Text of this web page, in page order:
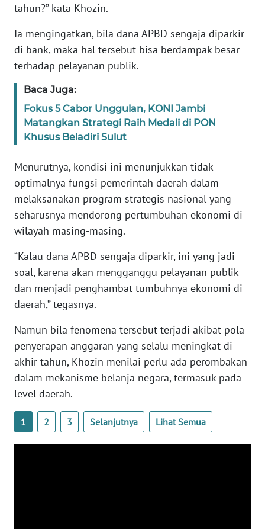
tahun?” kata Khozin.
Ia mengingatkan, bila dana APBD sengaja diparkir
di bank, maka hal tersebut bisa berdampak besar
terhadap pelayanan publik.
Baca Juga:
Fokus 5 Cabor Unggulan, KONI Jambi
Matangkan Strategi Raih Medali di PON
Khusus Beladiri Sulut
Menurutnya, kondisi ini menunjukkan tidak
optimalnya fungsi pemerintah daerah dalam
melaksanakan program strategis nasional yang
seharusnya mendorong pertumbuhan ekonomi di
wilayah masing-masing.
“Kalau dana APBD sengaja diparkir, ini yang jadi
soal, karena akan mengganggu pelayanan publik
dan menjadi penghambat tumbuhnya ekonomi di
daerah,” tegasnya.
Namun bila fenomena tersebut terjadi akibat pola
penyerapan anggaran yang selalu meningkat di
akhir tahun, Khozin menilai perlu ada perombakan
dalam mekanisme belanja negara, termasuk pada
level daerah.
1 2 3 Selanjutnya Lihat Semua
WN
WN
NTT
WN
KEPRI
WN
WN
PAPUA
WN
RIAU
SERAMBI
WN
SULTRA
WN
NTB